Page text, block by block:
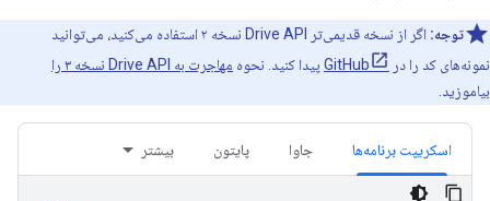
توجه:
اگر از نسخه قدیمی‌تر Drive API نسخه ۲ استفاده می‌کنید، می‌توانید
نمونه‌های کد را در
GitHub پیدا کنید. نحوه مهاجرت به Drive API نسخه ۳ را
بیاموزید.
اسکریپت برنامه‌ها جاوا پایتون بیشتر